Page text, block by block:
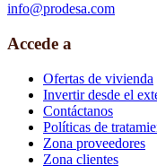
info@prodesa.com
Accede a
Ofertas de vivienda
Invertir desde el
Contáctanos
Políticas de
Zona proveedores
Zona clientes